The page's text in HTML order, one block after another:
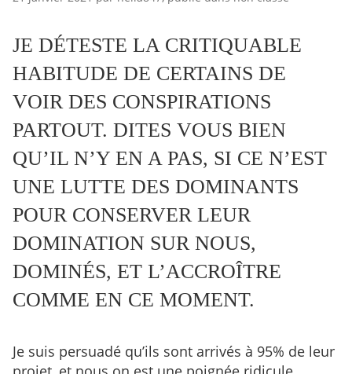
JE DÉTESTE LA CRITIQUABLE
HABITUDE DE CERTAINS DE
VOIR DES CONSPIRATIONS
PARTOUT. DITES VOUS BIEN
QU’IL N’Y EN A PAS, SI CE N’EST
UNE LUTTE DES DOMINANTS
POUR CONSERVER LEUR
DOMINATION SUR NOUS,
DOMINÉS, ET L’ACCROÎTRE
COMME EN CE MOMENT.
Je suis persuadé qu’ils sont arrivés à 95% de leur